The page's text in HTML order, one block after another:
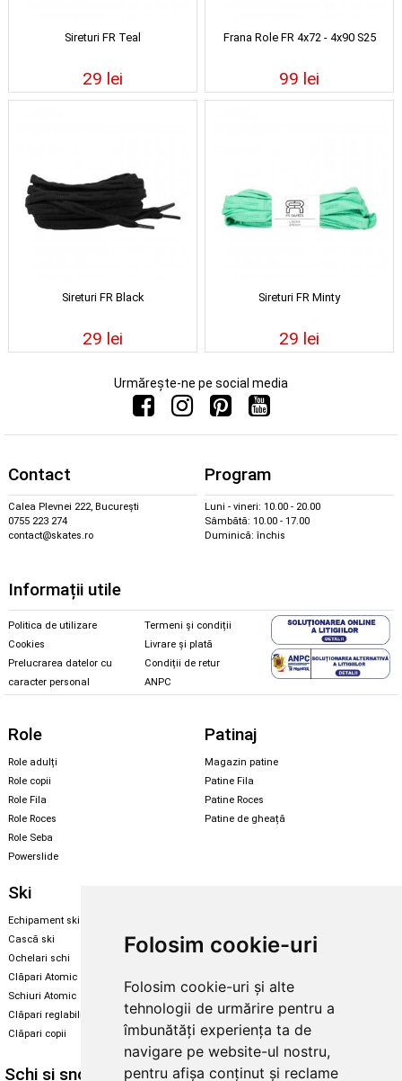
Folosim cookie-uri
Folosim cookie-uri și alte
tehnologii de urmărire pentru a
îmbunătăți experiența ta de
navigare pe website-ul nostru,
pentru afișa conținut și reclame
Sireturi FR Teal
29 lei
Frana Role FR 4x72 - 4x90 S25
99 lei
Sireturi FR Black
29 lei
Sireturi FR Minty
29 lei
Urmărește-ne pe social media
Contact
Calea Plevnei 222, București
0755 223 274
contact@skates.ro
Program
Luni - vineri: 10.00 - 20.00
Sâmbătă: 10.00 - 17.00
Duminică: închis
Informații utile
Politica de utilizare
Cookies
Prelucrarea datelor cu
caracter personal
Termeni și condiții
Livrare și plată
Condiții de retur
ANPC
Role
Role adulți
Role copii
Role Fila
Role Roces
Role Seba
Powerslide
Patinaj
Magazin patine
Patine Fila
Patine Roces
Patine de gheață
Ski
Echipament ski
Cască ski
Ochelari schi
Clăpari Atomic
Schiuri Atomic
Clăpari reglabili
Clăpari copii
Echipament snowboard
Skate & longboard
Santa Cruz
Enuff Skateboards
Schi și snowboard Diverse